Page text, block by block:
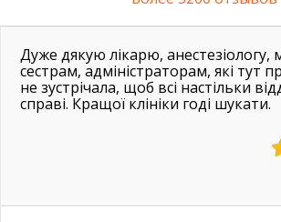
Дуже дякую лікарю,
сестрам, адміністраторам, які тут
не зустрічала, щоб всі настільки
справі. Кращої клініки годі шукати.